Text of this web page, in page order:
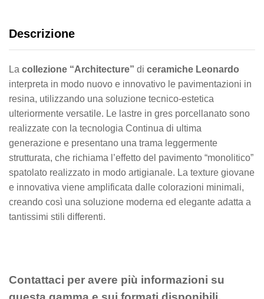
Descrizione
La collezione “Architecture” di ceramiche Leonardo
interpreta in modo nuovo e innovativo le pavimentazioni in
resina, utilizzando una soluzione tecnico-estetica
ulteriormente versatile. Le lastre in gres porcellanato sono
realizzate con la tecnologia Continua di ultima
generazione e presentano una trama leggermente
strutturata, che richiama l’effetto del pavimento “monolitico”
spatolato realizzato in modo artigianale. La texture giovane
e innovativa viene amplificata dalle colorazioni minimali,
creando così una soluzione moderna ed elegante adatta a
tantissimi stili differenti.
Contattaci per avere più informazioni su